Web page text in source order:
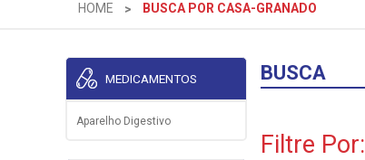
HOME BUSCA POR CASA-GRANADO
MEDICAMENTOS
Aparelho Digestivo
BUSCA
Filtre Por:
EXCLUSIVAS.